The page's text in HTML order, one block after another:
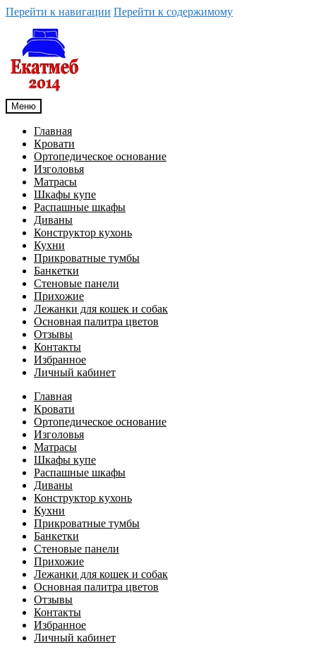
Перейти к навигации Перейти к содержимому
Меню
Главная
Кровати
Ортопедическое основание
Изголовья
Матрасы
Шкафы купе
Распашные шкафы
Диваны
Конструктор кухонь
Кухни
Прикроватные тумбы
Банкетки
Стеновые панели
Прихожие
Лежанки для кошек и собак
Основная палитра цветов
Отзывы
Контакты
Избранное
Личный кабинет
Главная
Кровати
Ортопедическое основание
Изголовья
Матрасы
Шкафы купе
Распашные шкафы
Диваны
Конструктор кухонь
Кухни
Прикроватные тумбы
Банкетки
Стеновые панели
Прихожие
Лежанки для кошек и собак
Основная палитра цветов
Отзывы
Контакты
Избранное
Личный кабинет